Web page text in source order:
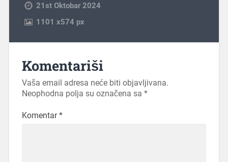
21st Oktobar 2024
1101 x574 px
Komentariši
Vaša email adresa neće biti objavljivana.
Neophodna polja su označena sa *
Komentar*